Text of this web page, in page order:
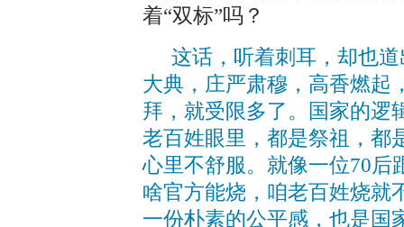
着“双标”吗？
这话，听着刺耳，却也
大典，庄严肃穆，高香燃起
拜，就受限多了。国家的逻
老百姓眼里，都是祭祖，都
心里不舒服。就像一位70后
啥官方能烧，咱老百姓烧就
一份朴素的公平感，也是国